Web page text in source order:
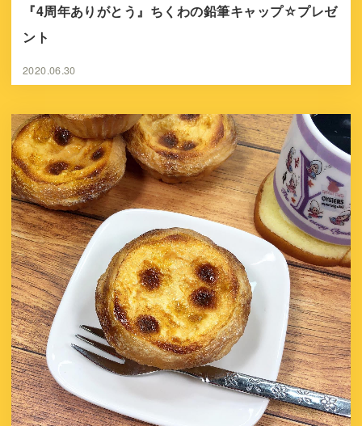
『4周年ありがとう』ちくわの鉛筆キャップ☆プレゼ
ント
2020.06.30